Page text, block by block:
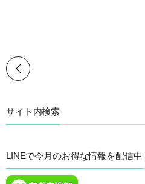
サイト内検索
LINEで今月のお得な情報を配信中